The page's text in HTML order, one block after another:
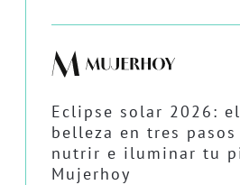
Eclipse solar 2026:
belleza en tres
nutrir e iluminar tu
Mujerhoy